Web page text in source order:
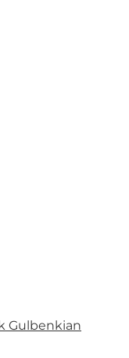
Gulbenkian